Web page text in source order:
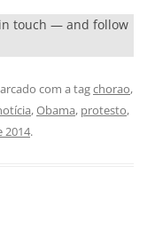
touch — and follow
com a tagchorao,
,Obama, protesto,
2014.